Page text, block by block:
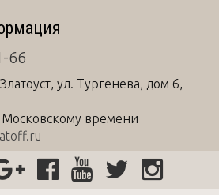
66
Златоуст, ул. Тургенева, дом 6,
Московскому времени